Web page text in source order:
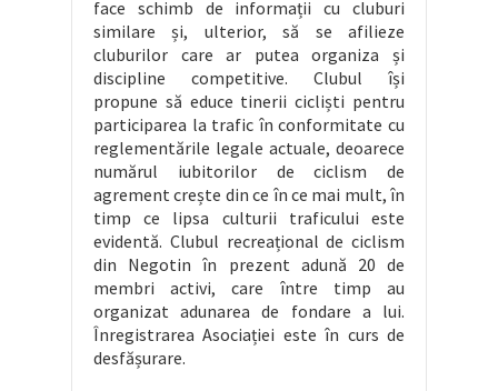
face schimb de informații cu cluburi
similare și, ulterior, să se afilieze
cluburilor care ar putea organiza și
discipline competitive. Clubul își
propune să educe tinerii cicliști pentru
participarea la trafic în conformitate cu
reglementările legale actuale, deoarece
numărul iubitorilor de ciclism de
agrement crește din ce în ce mai mult, în
timp ce lipsa culturii traficului este
evidentă. Clubul recreațional de ciclism
din Negotin în prezent adună 20 de
membri activi, care între timp au
organizat adunarea de fondare a lui.
Înregistrarea Asociației este în curs de
desfășurare.